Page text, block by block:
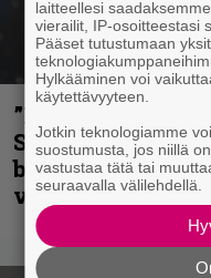
”He ovat tuoneet
Sepulturan
bändin, jonka
vaikutuksen
laitteellesi
vierailit, IP-osoitteestasi
Pääset tutustumaan
Hylkääminen voi
käytettävyyteen.
Jotkin teknologiamme
suostumusta, jos niillä
vastustaa tätä tai
seuraavalla välilehdellä.